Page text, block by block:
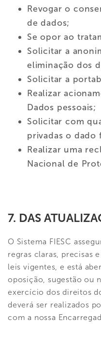
Revogar o
de dados;
Se opor ao
Solicitar a
eliminação dos
Solicitar a
Realizar
Dados pessoais;
Solicitar com
privadas o
Realizar uma
Nacional de
7. DAS
O Sistema FIESC
regras claras, precisas
leis vigentes, e está
oposição, sugestão ou
exercício dos direitos
deverá ser realizados
com a nossa